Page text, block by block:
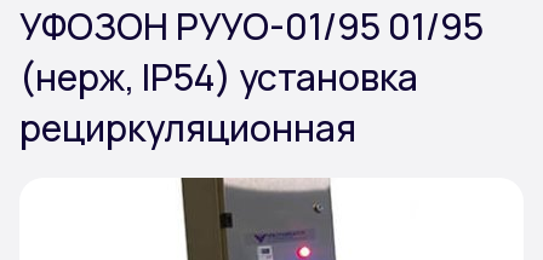
УФОЗОН РУУО-01/95 01/95
(нерж, IP54) установка
рециркуляционная